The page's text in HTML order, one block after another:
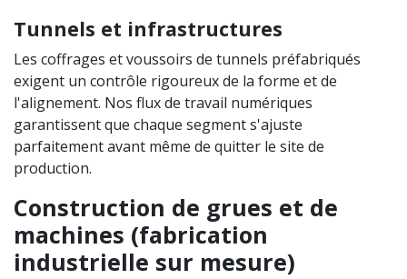
Tunnels et infrastructures
Les coffrages et voussoirs de tunnels préfabriqués
exigent un contrôle rigoureux de la forme et de
l'alignement. Nos flux de travail numériques
garantissent que chaque segment s'ajuste
parfaitement avant même de quitter le site de
production.
Construction de grues et de
machines (fabrication
industrielle sur mesure)